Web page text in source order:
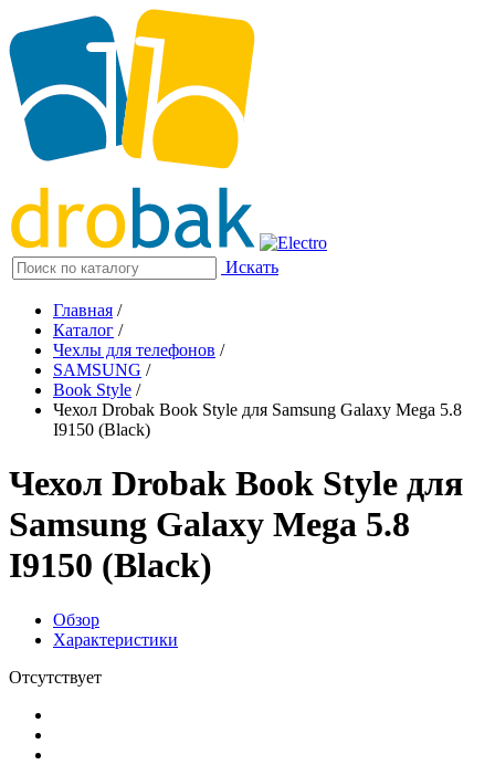
Искать
Главная /
Каталог /
Чехлы для телефонов /
SAMSUNG /
Book Style /
Чехол Drobak Book Style для Samsung Galaxy Mega 5.8
I9150 (Black)
Чехол Drobak Book Style для
Samsung Galaxy Mega 5.8
I9150 (Black)
Обзор
Характеристики
Отсутствует